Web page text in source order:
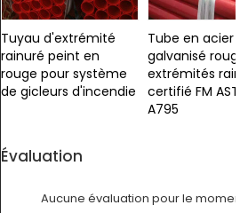
Tuyau d'extrémité
rainuré peint en
rouge pour système
de gicleurs d'incendie
Tube en acier
galvanisé
extrémités
certifié FM
A795
Évaluation
Aucune évaluation pour le moment